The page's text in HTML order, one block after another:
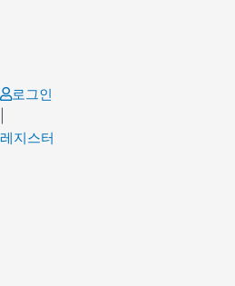
로그인
레지스터